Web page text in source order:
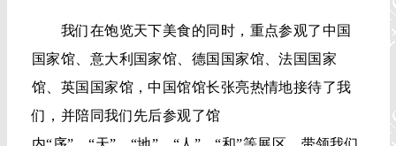
我们在饱览天下美食的同时，重点参观了中国
国家馆、意大利国家馆、德国国家馆、法国国家
馆、英国国家馆，中国馆馆长张亮热情地接待了我
们，并陪同我们先后参观了馆